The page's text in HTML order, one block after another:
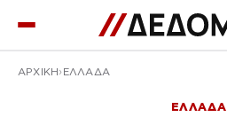
ΑΡΧΙΚΉ ΕΛΛΑΔΑ
ΕΛΛΑΔΑ